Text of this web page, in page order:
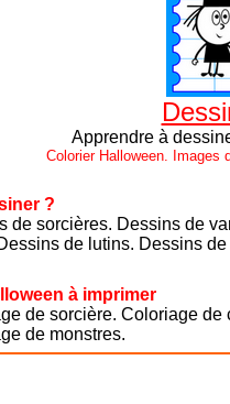
Apprendre à
Colorier Halloween. Images
?
de sorcières. Dessins de
de lutins. Dessins
à imprimer
de sorcière. Coloriage de
de monstres.